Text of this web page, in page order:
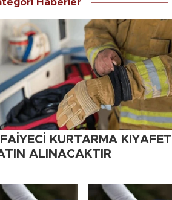
Haberler
KURTARMA KIYAFETİ
ALINACAKTIR